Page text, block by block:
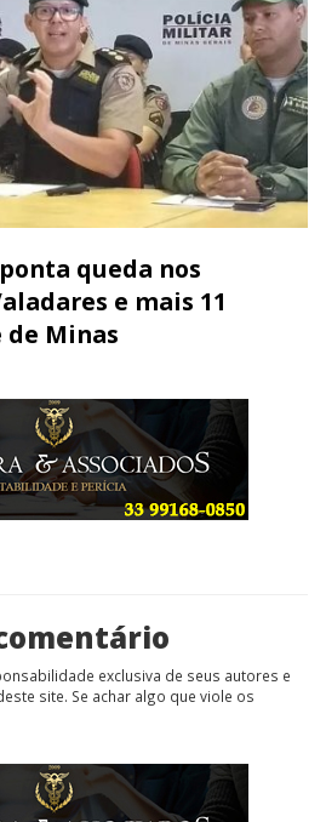
queda nos
e mais 11
de Minas
exclusiva de seus autores e
site. Se achar algo que viole os